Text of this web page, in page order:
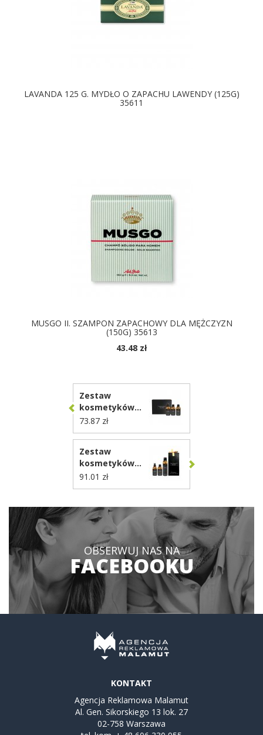
LAVANDA 125 G. MYDŁO O ZAPACHU LAWENDY (125G)
35611
MUSGO II. SZAMPON ZAPACHOWY DLA MĘŻCZYZN
(150G) 35613
43.48 zł
Zestaw
kosmetyków
Body &
Fragnance
Mailbox
TREATMENTS
VTR01
73.87 zł
Zestaw
kosmetyków
Small
TREATMENTS
91.01 zł
OBSERWUJ NAS NA
FACEBOOKU
KONTAKT
Agencja Reklamowa Malamut
Al. Gen. Sikorskiego 13 lok. 27
02-758 Warszawa